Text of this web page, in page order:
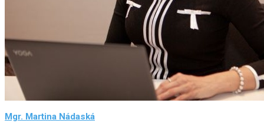
Mgr. Martina Nádaská